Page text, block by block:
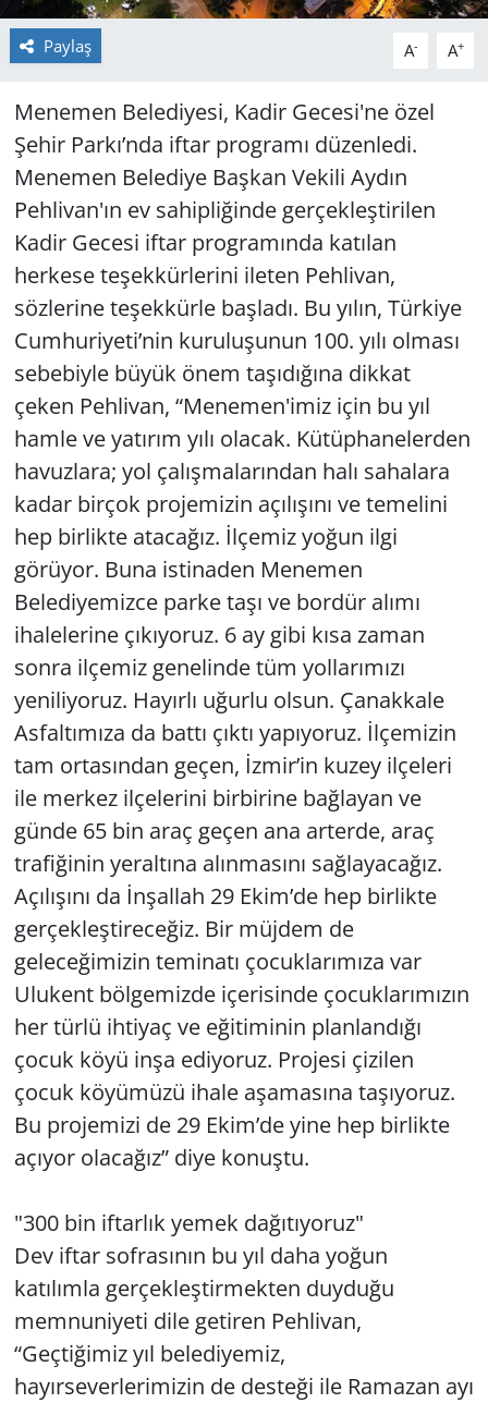
Paylaş A- A+
Menemen Belediyesi, Kadir Gecesi'ne özel
Şehir Parkı’nda iftar programı düzenledi.
Menemen Belediye Başkan Vekili Aydın
Pehlivan'ın ev sahipliğinde gerçekleştirilen
Kadir Gecesi iftar programında katılan
herkese teşekkürlerini ileten Pehlivan,
sözlerine teşekkürle başladı. Bu yılın, Türkiye
Cumhuriyeti’nin kuruluşunun 100. yılı olması
sebebiyle büyük önem taşıdığına dikkat
çeken Pehlivan, “Menemen'imiz için bu yıl
hamle ve yatırım yılı olacak. Kütüphanelerden
havuzlara; yol çalışmalarından halı sahalara
kadar birçok projemizin açılışını ve temelini
hep birlikte atacağız. İlçemiz yoğun ilgi
görüyor. Buna istinaden Menemen
Belediyemizce parke taşı ve bordür alımı
ihalelerine çıkıyoruz. 6 ay gibi kısa zaman
sonra ilçemiz genelinde tüm yollarımızı
yeniliyoruz. Hayırlı uğurlu olsun. Çanakkale
Asfaltımıza da battı çıktı yapıyoruz. İlçemizin
tam ortasından geçen, İzmir’in kuzey ilçeleri
ile merkez ilçelerini birbirine bağlayan ve
günde 65 bin araç geçen ana arterde, araç
trafiğinin yeraltına alınmasını sağlayacağız.
Açılışını da İnşallah 29 Ekim’de hep birlikte
gerçekleştireceğiz. Bir müjdem de
geleceğimizin teminatı çocuklarımıza var
Ulukent bölgemizde içerisinde çocuklarımızın
her türlü ihtiyaç ve eğitiminin planlandığı
çocuk köyü inşa ediyoruz. Projesi çizilen
çocuk köyümüzü ihale aşamasına taşıyoruz.
Bu projemizi de 29 Ekim’de yine hep birlikte
açıyor olacağız” diye konuştu.
"300 bin iftarlık yemek dağıtıyoruz"
Dev iftar sofrasının bu yıl daha yoğun
katılımla gerçekleştirmekten duyduğu
memnuniyeti dile getiren Pehlivan,
“Geçtiğimiz yıl belediyemiz,
hayırseverlerimizin de desteği ile Ramazan ayı
Yerel